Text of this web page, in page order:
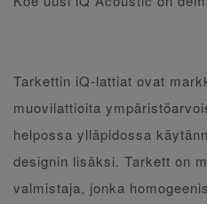
Tarkettin iQ-lattiat ovat
muovilattioita
helpossa ylläpidossa
designin lisäksi. Tarkett on
valmistaja, jonka